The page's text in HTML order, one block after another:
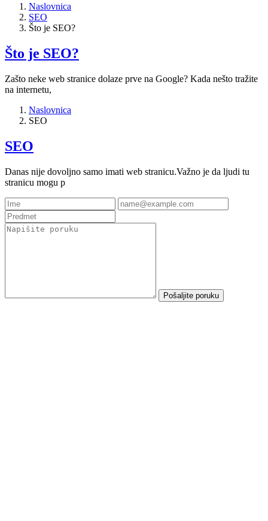
Naslovnica
SEO
Što je SEO?
Što je SEO?
Zašto neke web stranice dolaze prve na Google? Kada nešto tražite
na internetu,
Naslovnica
SEO
SEO
Danas nije dovoljno samo imati web stranicu.Važno je da ljudi tu
stranicu mogu p